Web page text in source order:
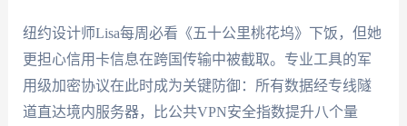
纽约设计师Lisa每周必看《五十公里桃花坞》下饭，但她
更担心信用卡信息在跨国传输中被截取。专业工具的军
用级加密协议在此时成为关键防御：所有数据经专线隧
道直达境内服务器，比公共VPN安全指数提升八个量